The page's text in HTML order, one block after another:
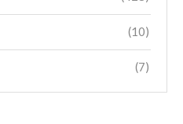
(10)
(7)